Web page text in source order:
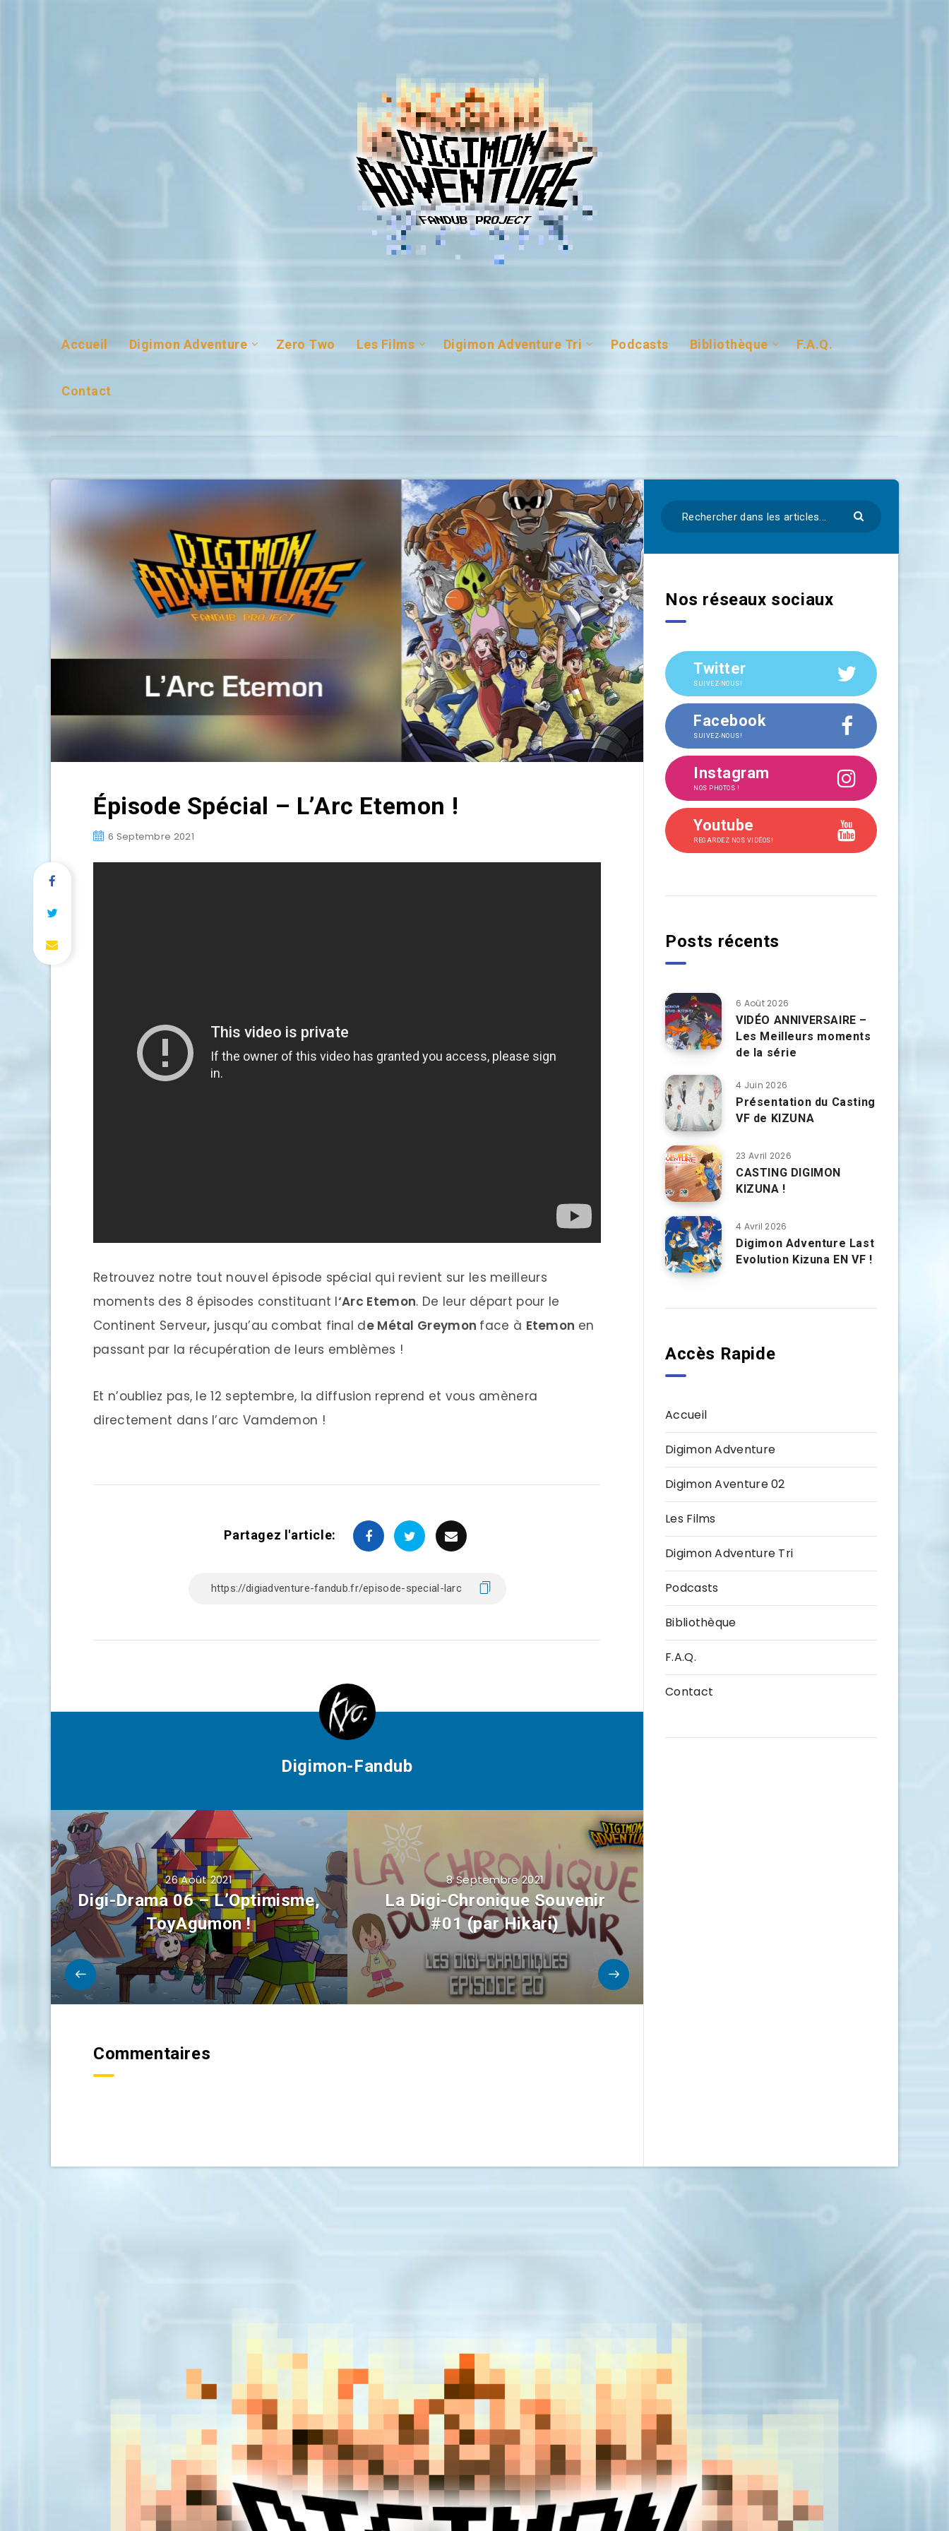
Accueil Digimon Adventure Zero Two Les Films Digimon Adventure Tri Podcasts Bibliothèque F.A.Q.
Contact
Épisode Spécial – L’Arc Etemon !
6 Septembre 2021
Retrouvez notre tout nouvel épisode spécial qui revient sur les meilleurs
moments des 8 épisodes constituant l‘Arc Etemon. De leur départ pour le
Continent Serveur, jusqu’au combat final de Métal Greymon face à Etemon en
passant par la récupération de leurs emblèmes !
Et n’oubliez pas, le 12 septembre, la diffusion reprend et vous amènera
directement dans l’arc Vamdemon !
Partagez l'article:
Digimon-Fandub
26 Août 2021
Digi-Drama 06 – L’Optimisme,
ToyAgumon !
8 Septembre 2021
La Digi-Chronique Souvenir
#01 (par Hikari)
Commentaires
Nos réseaux sociaux
Twitter
SUIVEZ-NOUS!
Facebook
SUIVEZ-NOUS!
Instagram
NOS PHOTOS !
Youtube
REGARDEZ NOS VIDÉOS!
Posts récents
6 Août 2026
VIDÉO ANNIVERSAIRE –
Les Meilleurs moments
de la série
4 Juin 2026
Présentation du Casting
VF de KIZUNA
23 Avril 2026
CASTING DIGIMON
KIZUNA !
4 Avril 2026
Digimon Adventure Last
Evolution Kizuna EN VF !
Accès Rapide
Accueil
Digimon Adventure
Digimon Aventure 02
Les Films
Digimon Adventure Tri
Podcasts
Bibliothèque
F.A.Q.
Contact